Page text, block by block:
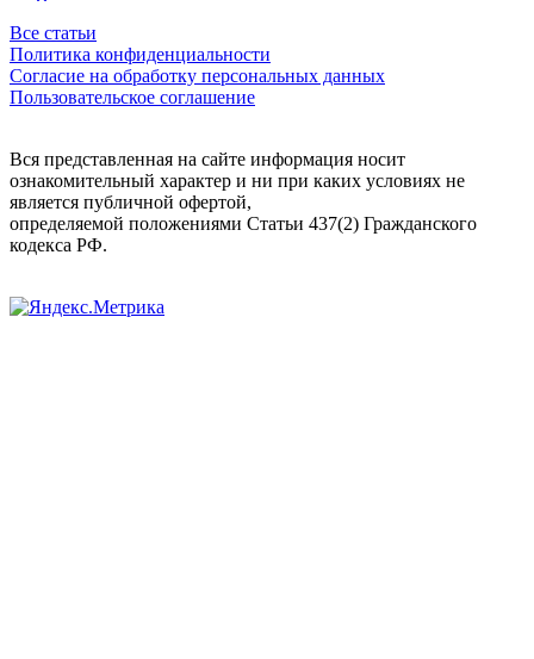
Все статьи
Политика конфиденциальности
Согласие на обработку персональных данных
Пользовательское соглашение
Вся представленная на сайте информация носит
ознакомительный характер и ни при каких условиях не
является публичной офертой,
определяемой положениями Статьи 437(2) Гражданского
кодекса РФ.